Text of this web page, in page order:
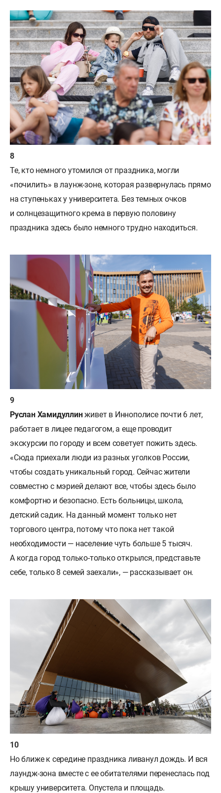
Те, кто немного утомился от праздника, могли
«почилить» в лаунж-зоне, которая развернулась прямо
на ступеньках у университета. Без темных очков
и солнцезащитного крема в первую половину
праздника здесь было немного трудно находиться.
Руслан Хамидуллинживет в Иннополисе почти 6 лет,
работает в лицее педагогом, а еще проводит
экскурсии по городу и всем советует пожить здесь.
«Сюда приехали люди из разных уголков России,
чтобы создать уникальный город. Сейчас жители
совместно с мэрией делают все, чтобы здесь было
комфортно и безопасно. Есть больницы, школа,
детский садик. На данный момент только нет
торгового центра, потому что пока нет такой
необходимости — население чуть больше 5 тысяч.
А когда город только-только открылся, представьте
себе, только 8 семей заехали», — рассказывает он.
Но ближе к середине праздника ливанул дождь. И вся
лаундж-зона вместе с ее обитателями перенеслась под
крышу университета. Опустела и площадь.